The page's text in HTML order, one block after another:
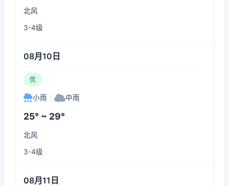
北风
3-4级
08月10日
优
小雨 中雨
25° ~ 29°
北风
3-4级
08月11日